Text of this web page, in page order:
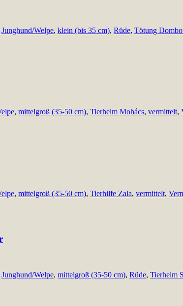
Junghund/Welpe, klein (bis 35 cm), Rüde, Tötung
, mittelgroß (35-50 cm), Tierheim Mohács, vermittelt,
, mittelgroß (35-50 cm), Tierhilfe Zala, vermittelt,
Junghund/Welpe, mittelgroß (35-50 cm), Rüde, Tierheim